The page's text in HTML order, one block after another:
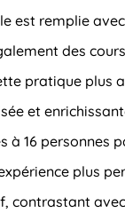
est remplie
des
pratique plus
et
à 16 personnes
plus
contrastant